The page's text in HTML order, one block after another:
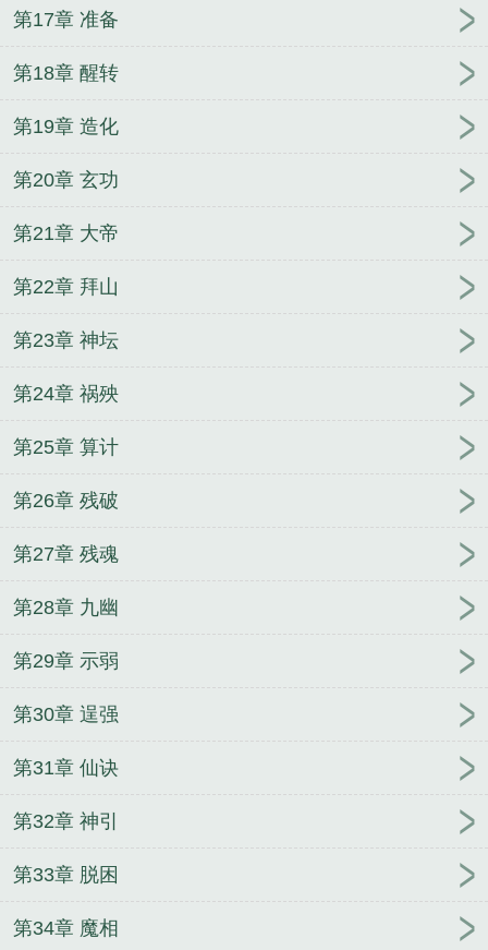
第17章 准备
第18章 醒转
第19章 造化
第20章 玄功
第21章 大帝
第22章 拜山
第23章 神坛
第24章 祸殃
第25章 算计
第26章 残破
第27章 残魂
第28章 九幽
第29章 示弱
第30章 逞强
第31章 仙诀
第32章 神引
第33章 脱困
第34章 魔相